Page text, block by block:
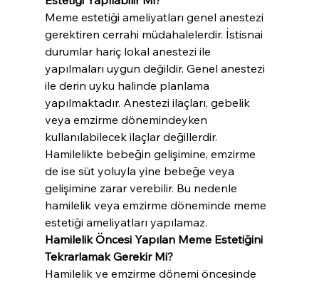
Meme estetiği ameliyatları genel anestezi
gerektiren cerrahi müdahalelerdir. İstisnai
durumlar hariç lokal anestezi ile
yapılmaları uygun değildir. Genel anestezi
ile derin uyku halinde planlama
yapılmaktadır. Anestezi ilaçları, gebelik
veya emzirme dönemindeyken
kullanılabilecek ilaçlar değillerdir.
Hamilelikte bebeğin gelişimine, emzirme
de ise süt yoluyla yine bebeğe veya
gelişimine zarar verebilir. Bu nedenle
hamilelik veya emzirme döneminde meme
estetiği ameliyatları yapılamaz.
Hamilelik Öncesi Yapılan Meme Estetiğini
Tekrarlamak Gerekir Mi?
Hamilelik ve emzirme dönemi öncesinde